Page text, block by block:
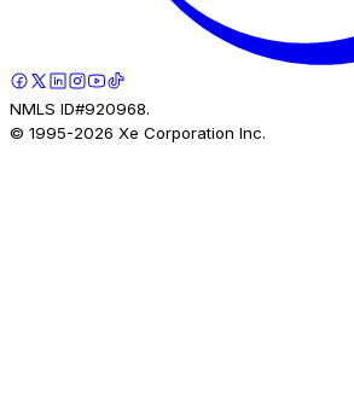
NMLS ID#920968.
© 1995-2026 Xe Corporation Inc.